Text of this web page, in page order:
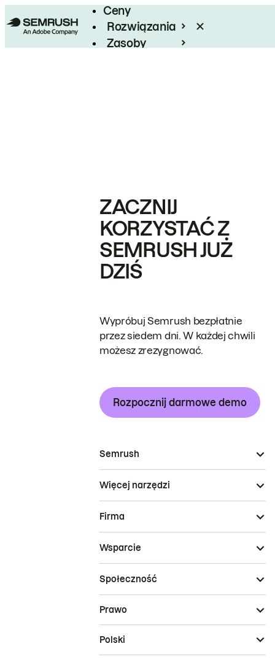
Ceny
Rozwiązania
Zasoby
ZACZNIJ
KORZYSTAĆ Z
SEMRUSH JUŻ
DZIŚ
Wypróbuj Semrush bezpłatnie
przez siedem dni. W każdej chwili
możesz zrezygnować.
Rozpocznij darmowe demo
Semrush
Więcej narzędzi
Firma
Wsparcie
Społeczność
Prawo
Polski